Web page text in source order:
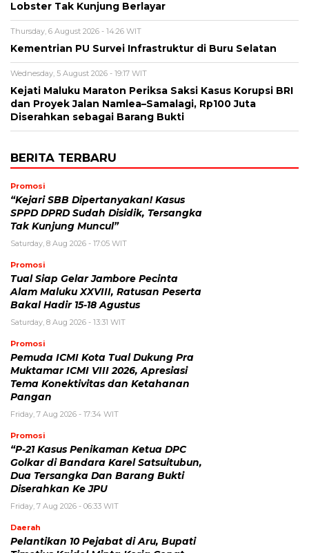
Lobster Tak Kunjung Berlayar
Thursday, 6 August 2026 - 14:26 WIT
Kementrian PU Survei Infrastruktur di Buru Selatan
Wednesday, 5 August 2026 - 19:17 WIT
Kejati Maluku Maraton Periksa Saksi Kasus Korupsi BRI
dan Proyek Jalan Namlea–Samalagi, Rp100 Juta
Diserahkan sebagai Barang Bukti
BERITA TERBARU
Promosi
“Kejari SBB Dipertanyakan! Kasus
SPPD DPRD Sudah Disidik, Tersangka
Tak Kunjung Muncul”
Saturday, 8 Aug 2026 - 17:05 WIT
Promosi
Tual Siap Gelar Jambore Pecinta
Alam Maluku XXVIII, Ratusan Peserta
Bakal Hadir 15-18 Agustus
Saturday, 8 Aug 2026 - 13:31 WIT
Promosi
Pemuda ICMI Kota Tual Dukung Pra
Muktamar ICMI VIII 2026, Apresiasi
Tema Konektivitas dan Ketahanan
Pangan
Friday, 7 Aug 2026 - 17:34 WIT
Promosi
“P-21 Kasus Penikaman Ketua DPC
Golkar di Bandara Karel Satsuitubun,
Dua Tersangka Dan Barang Bukti
Diserahkan Ke JPU
Friday, 7 Aug 2026 - 06:33 WIT
Daerah
Pelantikan 10 Pejabat di Aru, Bupati